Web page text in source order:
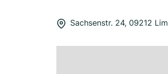
Sachsenstr. 24, 09212